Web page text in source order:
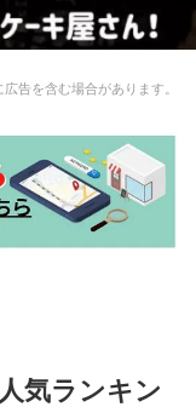
告を含む場合があります。
気ランキン